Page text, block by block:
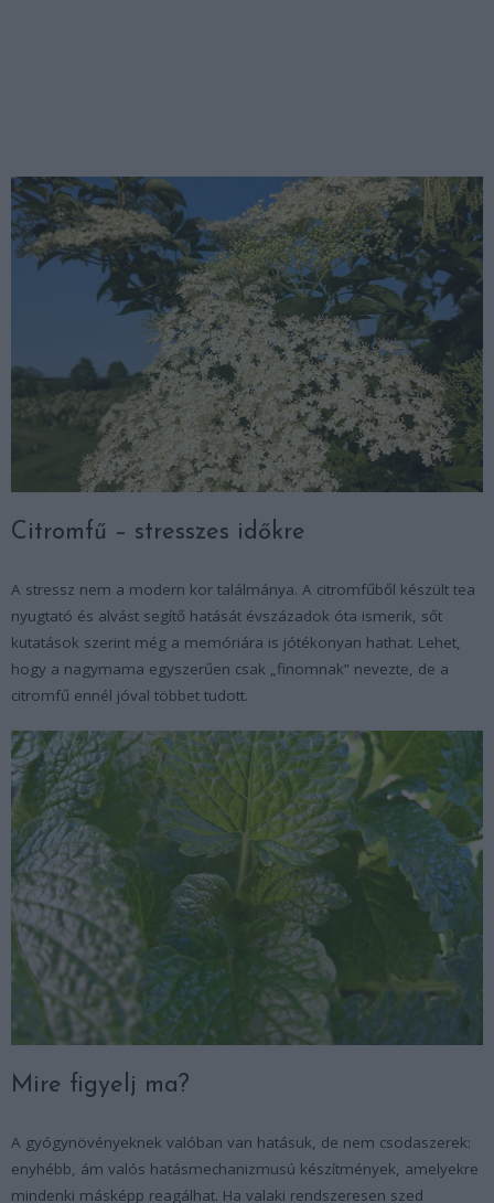
Citromfű – stresszes időkre
A stressz nem a modern kor találmánya. A citromfűből készült tea
nyugtató és alvást segítő hatását évszázadok óta ismerik, sőt
kutatások szerint még a memóriára is jótékonyan hathat. Lehet,
hogy a nagymama egyszerűen csak „finomnak” nevezte, de a
citromfű ennél jóval többet tudott.
Mire figyelj ma?
A gyógynövényeknek valóban van hatásuk, de nem csodaszerek:
enyhébb, ám valós hatásmechanizmusú készítmények, amelyekre
mindenki másképp reagálhat. Ha valaki rendszeresen szed